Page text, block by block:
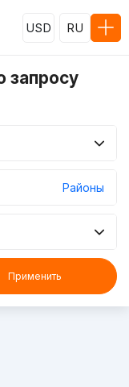
USD RU
запросу
Районы
Применить